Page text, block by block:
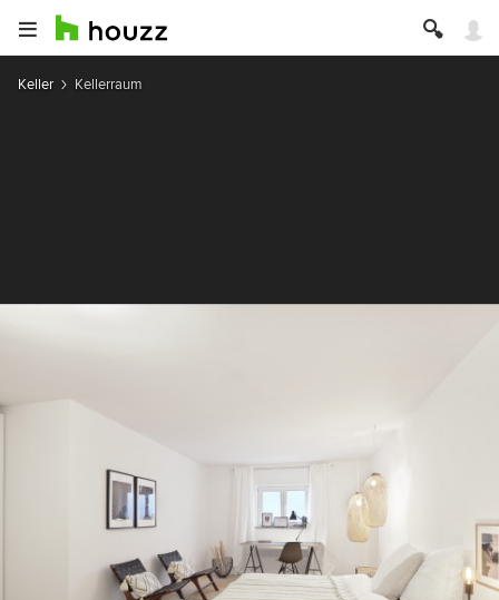
Keller Kellerraum